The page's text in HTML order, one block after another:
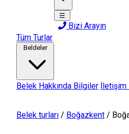
☰
Bizi Arayın
Tüm Turlar
Beldeler
Belek Hakkında Bilgiler İletişim
Belek turları / Boğazkent /